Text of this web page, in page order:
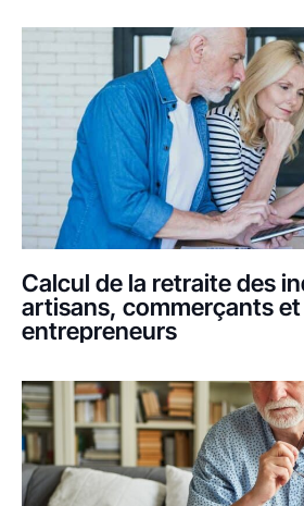
Calcul de la retraite des
artisans, commerçants
entrepreneurs